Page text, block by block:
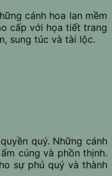
cánh hoa lan mềm
cấp với họa tiết trang
sung túc và tài lộc.
quý. Những cánh
cúng và phồn thịnh.
sự phú quý và thành